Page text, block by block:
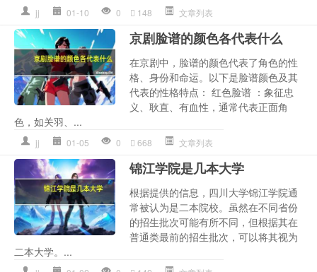
jj 01-10 0 148 文章列表
京剧脸谱的颜色各代表什么
在京剧中，脸谱的颜色代表了角色的性
格、身份和命运。以下是脸谱颜色及其
代表的性格特点： 红色脸谱 ：象征忠
义、耿直、有血性，通常代表正面角
色，如关羽、...
jj 01-05 0 668 文章列表
锦江学院是几本大学
根据提供的信息，四川大学锦江学院通
常被认为是二本院校。虽然在不同省份
的招生批次可能有所不同，但根据其在
普通类最前的招生批次，可以将其视为
二本大学。...